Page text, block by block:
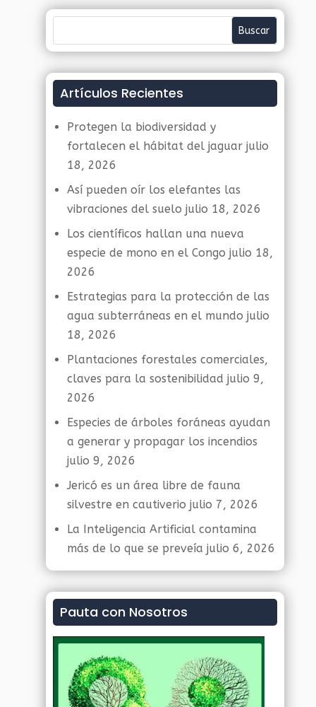
Artículos Recientes
Protegen la biodiversidad y
fortalecen el hábitat del jaguar julio
18, 2026
Así pueden oír los elefantes las
vibraciones del suelo julio 18, 2026
Los científicos hallan una nueva
especie de mono en el Congo julio 18,
2026
Estrategias para la protección de las
agua subterráneas en el mundo julio
18, 2026
Plantaciones forestales comerciales,
claves para la sostenibilidad julio 9,
2026
Especies de árboles foráneas ayudan
a generar y propagar los incendios
julio 9, 2026
Jericó es un área libre de fauna
silvestre en cautiverio julio 7, 2026
La Inteligencia Artificial contamina
más de lo que se preveía julio 6, 2026
Pauta con Nosotros